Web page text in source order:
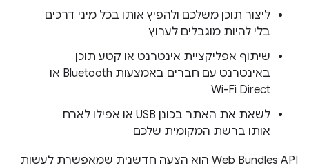
ליצור תוכן משלכם ולהפיץ אותו בכל מיני דרכים
בלי להיות מוגבלים לערוץ
שיתוף אפליקציית אינטרנט או קטע תוכן
באינטרנט עם חברים באמצעות Bluetooth או
Wi-Fi Direct
לשאת את האתר בכונן USB או אפילו לארח
אותו ברשת המקומית שלכם
Web Bundles API הוא הצעה חדשנית שמאפשרת לעשות